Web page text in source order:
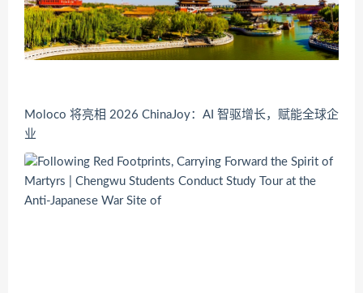
Moloco 将亮相 2026 ChinaJoy：AI 智驱增长，赋能全球企
业